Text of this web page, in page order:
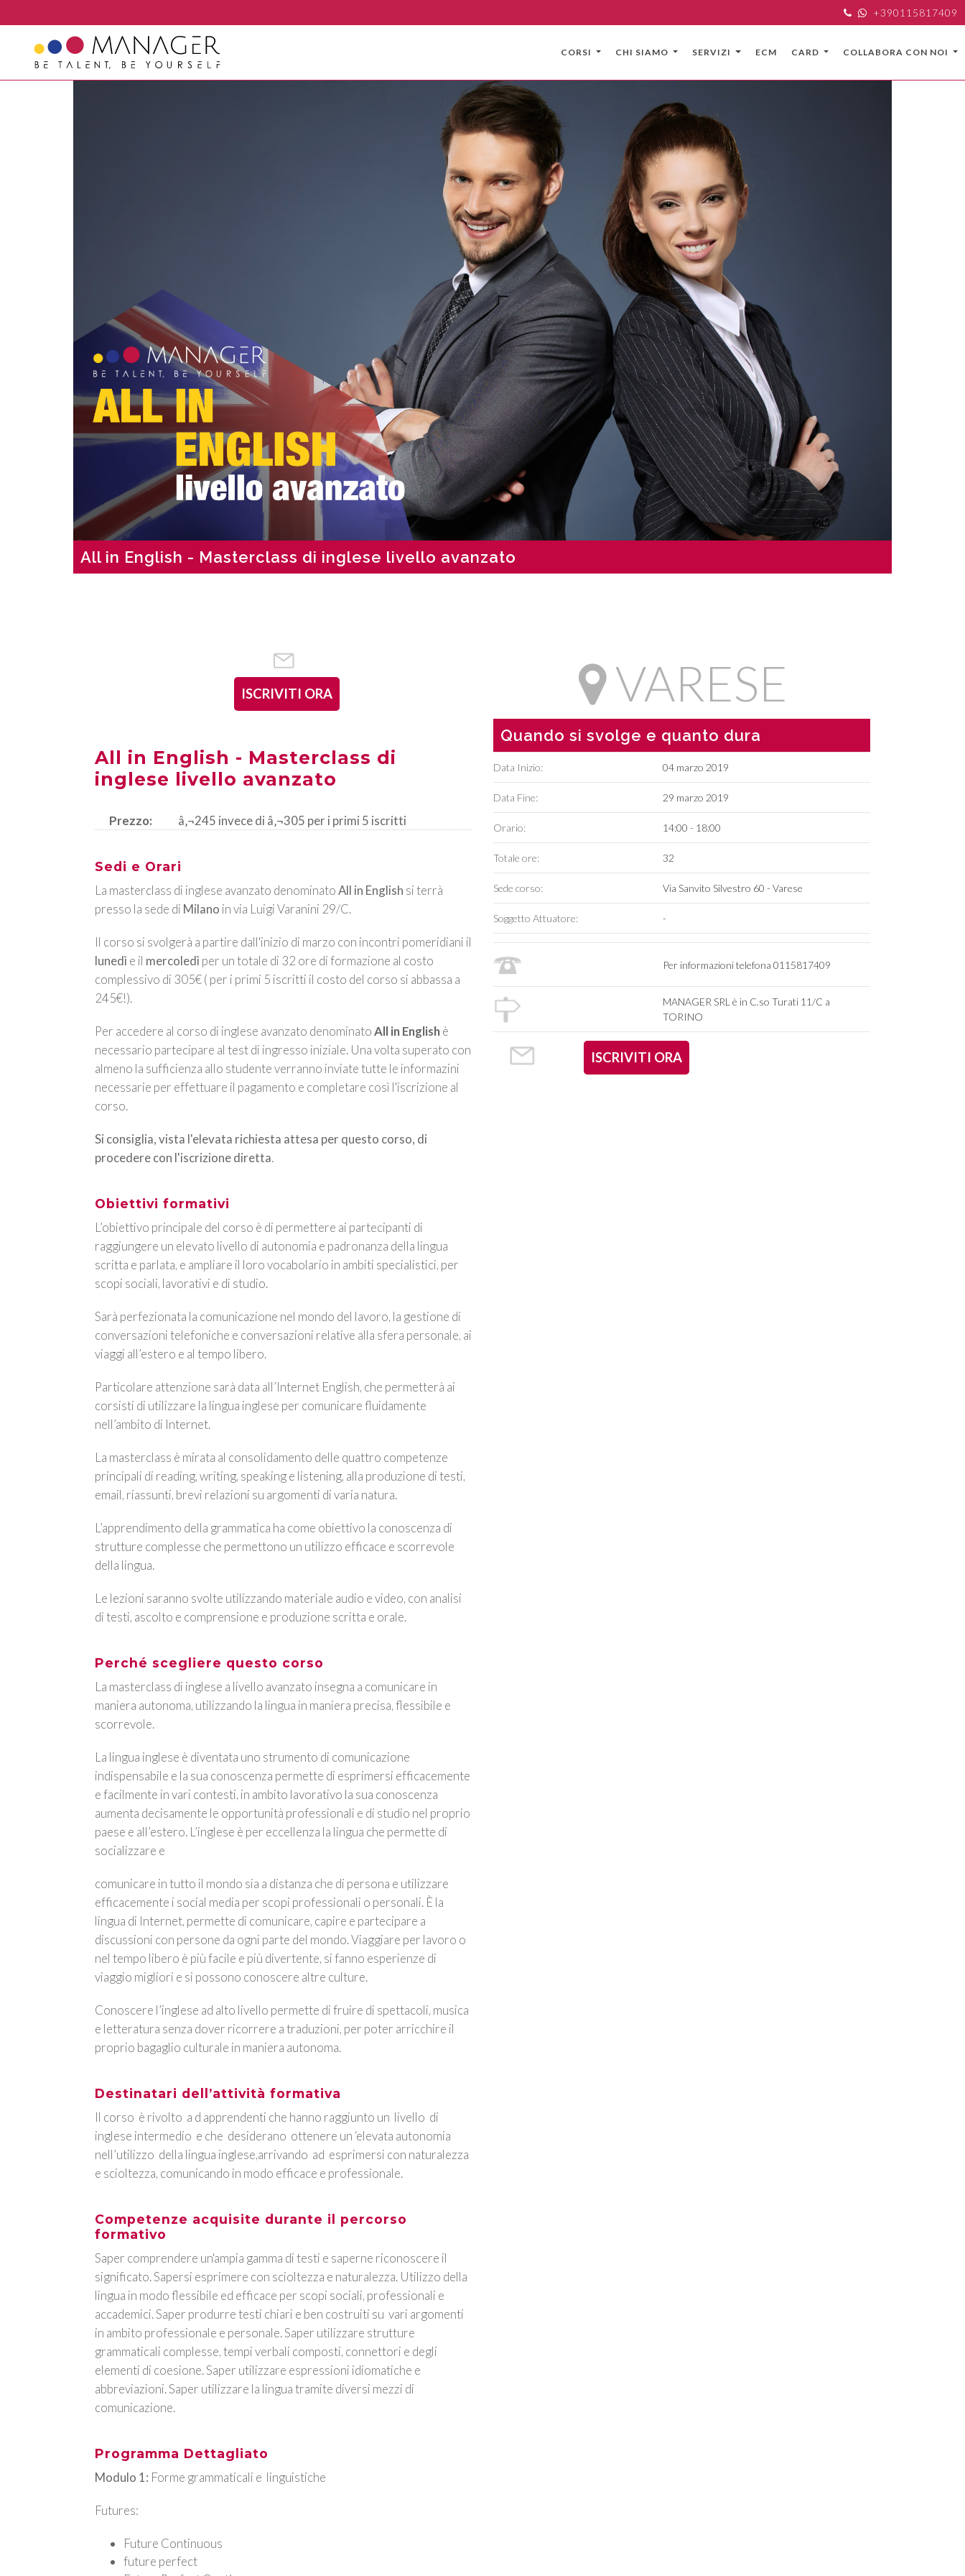
+390115817409
CORSI CHI SIAMO SERVIZI ECM CARD COLLABORA CON NOI
All in English - Masterclass di inglese livello avanzato
ISCRIVITI ORA
All in English - Masterclass di
inglese livello avanzato
Prezzo: â‚¬245 invece di â‚¬305 per i primi 5 iscritti
Sedi e Orari
La masterclass di inglese avanzato denominatoAll in English si terrà
presso la sede di Milano in via Luigi Varanini 29/C.
Il corso si svolgerà a partire dall'inizio di marzo con incontri pomeridiani il
lunedì e il mercoledì per un totale di 32 ore di formazione al costo
complessivo di 305€ ( per i primi 5 iscritti il costo del corso si abbassa a
245€!).
Per accedere al corso di inglese avanzato denominatoAll in English è
necessario partecipare al test di ingresso iniziale. Una volta superato con
almeno la sufficienza allo studente verranno inviate tutte le informazini
necessarie per effettuare il pagamento e completare così l'iscrizione al
corso.
Si consiglia, vista l'elevata richiesta attesa per questo corso, di
procedere con l'iscrizione diretta.
Obiettivi formativi
L’obiettivo principale del corso è di permettere ai partecipanti di
raggiungere un elevato livello di autonomia e padronanza della lingua
scritta e parlata, e ampliare il loro vocabolario in ambiti specialistici, per
scopi sociali, lavorativi e di studio.
Sarà perfezionata la comunicazione nel mondo del lavoro, la gestione di
conversazioni telefoniche e conversazioni relative alla sfera personale, ai
viaggi all’estero e al tempo libero.
Particolare attenzione sarà data all’Internet English, che permetterà ai
corsisti di utilizzare la lingua inglese per comunicare fluidamente
nell’ambito di Internet.
La masterclass è mirata al consolidamento delle quattro competenze
principali di reading, writing, speaking e listening, alla produzione di testi,
email, riassunti, brevi relazioni su argomenti di varia natura.
L’apprendimento della grammatica ha come obiettivo la conoscenza di
strutture complesse che permettono un utilizzo efficace e scorrevole
della lingua.
Le lezioni saranno svolte utilizzando materiale audio e video, con analisi
di testi, ascolto e comprensione e produzione scritta e orale.
Perché scegliere questo corso
La masterclass di inglese a livello avanzato insegna a comunicare in
maniera autonoma, utilizzando la lingua in maniera precisa, flessibile e
scorrevole.
La lingua inglese è diventata uno strumento di comunicazione
indispensabile e la sua conoscenza permette di esprimersi efficacemente
e facilmente in vari contesti, in ambito lavorativo la sua conoscenza
aumenta decisamente le opportunità professionali e di studio nel proprio
paese e all’estero. L’inglese è per eccellenza la lingua che permette di
socializzare e
comunicare in tutto il mondo sia a distanza che di persona e utilizzare
efficacemente i social media per scopi professionali o personali. È la
lingua di Internet, permette di comunicare, capire e partecipare a
discussioni con persone da ogni parte del mondo. Viaggiare per lavoro o
nel tempo libero è più facile e più divertente, si fanno esperienze di
viaggio migliori e si possono conoscere altre culture.
Conoscere l’inglese ad alto livello permette di fruire di spettacoli, musica
e letteratura senza dover ricorrere a traduzioni, per poter arricchire il
proprio bagaglio culturale in maniera autonoma.
Destinatari dell’attività formativa
Il corso è rivolto a d apprendenti che hanno raggiunto un livello di
inglese intermedio e che desiderano ottenere un ‘elevata autonomia
nell’utilizzo della lingua inglese,arrivando ad esprimersi con naturalezza
e scioltezza, comunicando in modo efficace e professionale.
Competenze acquisite durante il percorso
formativo
Saper comprendere un'ampia gamma di testi e saperne riconoscere il
significato. Sapersi esprimere con scioltezza e naturalezza. Utilizzo della
lingua in modo flessibile ed efficace per scopi sociali, professionali e
accademici. Saper produrre testi chiari e ben costruiti su vari argomenti
in ambito professionale e personale. Saper utilizzare strutture
grammaticali complesse, tempi verbali composti, connettori e degli
elementi di coesione. Saper utilizzare espressioni idiomatiche e
abbreviazioni. Saper utilizzare la lingua tramite diversi mezzi di
comunicazione.
Programma Dettagliato
Modulo 1: Forme grammaticali e linguistiche
Futures:
Future Continuous
future perfect
VARESE
Quando si svolge e quanto dura
Data Inizio: 04 marzo 2019
Data Fine: 29 marzo 2019
Orario: 14:00 - 18:00
Totale ore: 32
Sede corso: Via Sanvito Silvestro 60 - Varese
Soggetto Attuatore: -
Per informazioni telefona 0115817409
MANAGER SRL è in C.so Turati 11/C a
TORINO
ISCRIVITI ORA